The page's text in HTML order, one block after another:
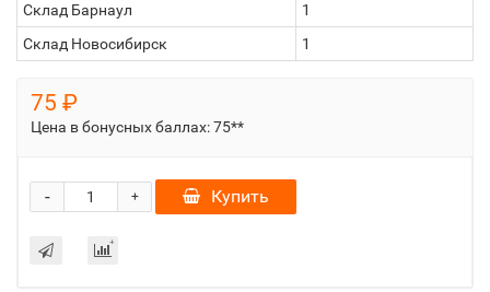
Склад Барнаул
1
Склад Новосибирск
1
75 ₽
Цена в бонусных баллах:75**
+
- Купить